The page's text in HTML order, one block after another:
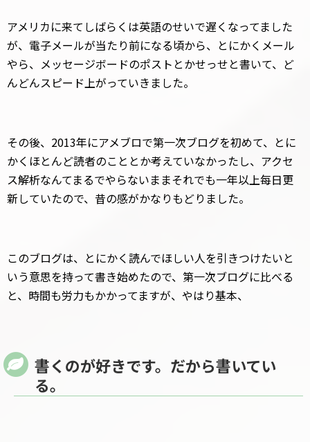
アメリカに来てしばらくは英語のせいで遅くなってました
が、電子メールが当たり前になる頃から、とにかくメール
やら、メッセージボードのポストとかせっせと書いて、ど
んどんスピード上がっていきました。
その後、2013年にアメブロで第一次ブログを初めて、とに
かくほとんど読者のこととか考えていなかったし、アクセ
ス解析なんてまるでやらないままそれでも一年以上每日更
新していたので、昔の感がかなりもどりました。
このブログは、とにかく読んでほしい人を引きつけたいと
いう意思を持って書き始めたので、第一次ブログに比べる
と、時間も労力もかかってますが、やはり基本、
書くのが好きです。だから書いてい
る。